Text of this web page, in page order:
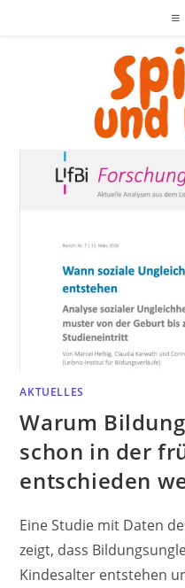
AKTUELLES
Warum
schon in der
entschieden
Eine Studie mit Daten
zeigt, dass
Kindesalter entstehen